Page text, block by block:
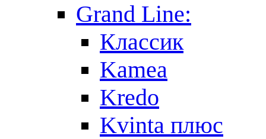
Grand Line:
Классик
Kamea
Kredo
Kvinta плюс